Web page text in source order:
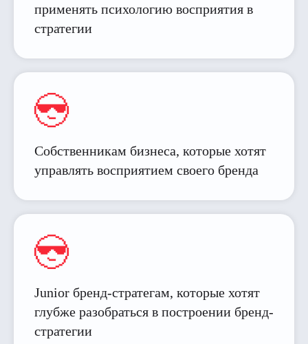
применять психологию восприятия в
стратегии
Собственникам бизнеса, которые хотят
управлять восприятием своего бренда
Junior бренд-стратегам, которые хотят
глубже разобраться в построении бренд-
стратегии